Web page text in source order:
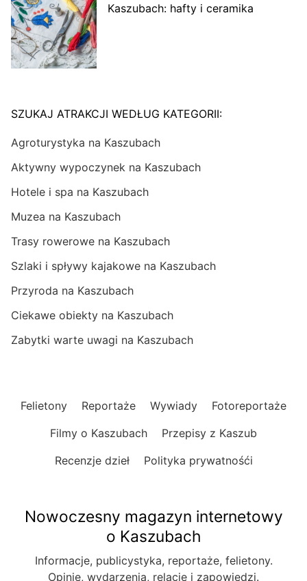
Kaszubach: hafty i ceramika
SZUKAJ ATRAKCJI WEDŁUG KATEGORII:
Agroturystyka na Kaszubach
Aktywny wypoczynek na Kaszubach
Hotele i spa na Kaszubach
Muzea na Kaszubach
Trasy rowerowe na Kaszubach
Szlaki i spływy kajakowe na Kaszubach
Przyroda na Kaszubach
Ciekawe obiekty na Kaszubach
Zabytki warte uwagi na Kaszubach
Felietony Reportaże Wywiady
Fotoreportaże
Filmy o Kaszubach
Przepisy z Kaszub
Recenzje dzieł
Polityka prywatnośći
Nowoczesny magazyn internetowy
o Kaszubach
Informacje, publicystyka, reportaże, felietony.
Opinie, wydarzenia, relacje i zapowiedzi.